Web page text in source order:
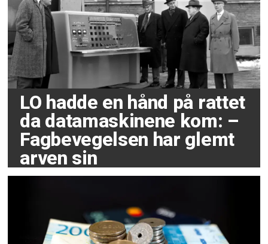
LO hadde en hånd på rattet
da datamaskinene kom: –
Fagbevegelsen har glemt
arven sin